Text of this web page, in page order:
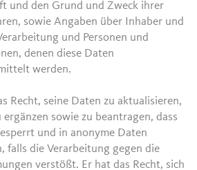
und den Grund und Zweck ihrer
sowie Angaben über Inhaber und
und Personen und
denen diese Daten
werden.
Recht, seine Daten zu aktualisieren,
sowie zu beantragen, dass
und in anonyme Daten
falls die Verarbeitung gegen die
verstößt. Er hat das Recht, sich